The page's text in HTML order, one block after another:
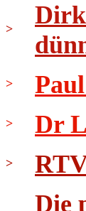
>
>
> Dr
>
Die